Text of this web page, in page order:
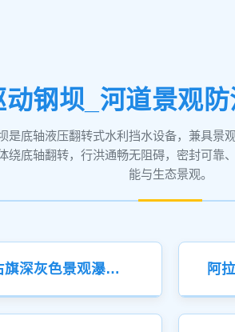
动钢坝_河道景观
是底轴液压翻转式水利挡水设备，兼具景
绕底轴翻转，行洪通畅无阻碍，密封可靠
能与生态景观。
阿拉善右旗深灰色景观瀑布液压钢坝